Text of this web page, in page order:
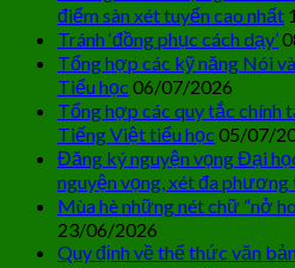
điểm sàn xét tuyển cao nhất
Tránh ‘đồng phục cách dạy’
Tổng hợp các kỹ năng Nói
Tiểu học 06/07/2026
Tổng hợp các quy tắc
Tiếng Việt tiểu học 05/07/
Đăng ký nguyện vọng Đại
nguyện vọng, xét đa
Mùa hè những nét chữ “nở
23/06/2026
Quy định về thể thức văn